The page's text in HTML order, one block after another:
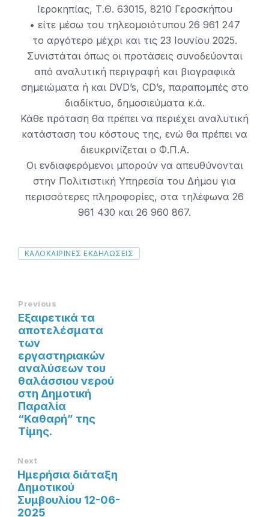
Ιεροκηπίας, Τ.Θ. 63015, 8210 Γεροσκήπου
• είτε μέσω του τηλεομοιότυπου 26 961 247
το αργότερο μέχρι και τις 23 Ιουνίου 2025.
Συνιστάται όπως οι προτάσεις συνοδεύονται
από αναλυτική περιγραφή και βιογραφικά
σημειώματα ή και DVD’s, CD’s, παραπομπές στο
διαδίκτυο, δημοσιεύματα κ.ά.
Κάθε πρόταση θα πρέπει να περιέχει αναλυτική
κατάσταση του κόστους της, ενώ θα πρέπει να
διευκρινίζεται ο Φ.Π.Α.
Οι ενδιαφερόμενοι μπορούν να απευθύνονται
στην Πολιτιστική Υπηρεσία του Δήμου για
περισσότερες πληροφορίες, στα τηλέφωνα 26
961 430 και 26 960 867.
Tags
ΚΑΛΟΚΑΙΡΙΝΕΣ ΕΚΔΗΛΩΣΕΙΣ
Previous
Εξαιρετικά τα
αποτελέσματα
των
εργαστηριακών
αναλύσεων του
θαλάσσιου νερού
στη Δημοτική
Παραλία
“Καθαρή” της
Τίμης.
Next
Ημερήσια διάταξη
Δημοτικού
Συμβουλίου 12-06-
2025